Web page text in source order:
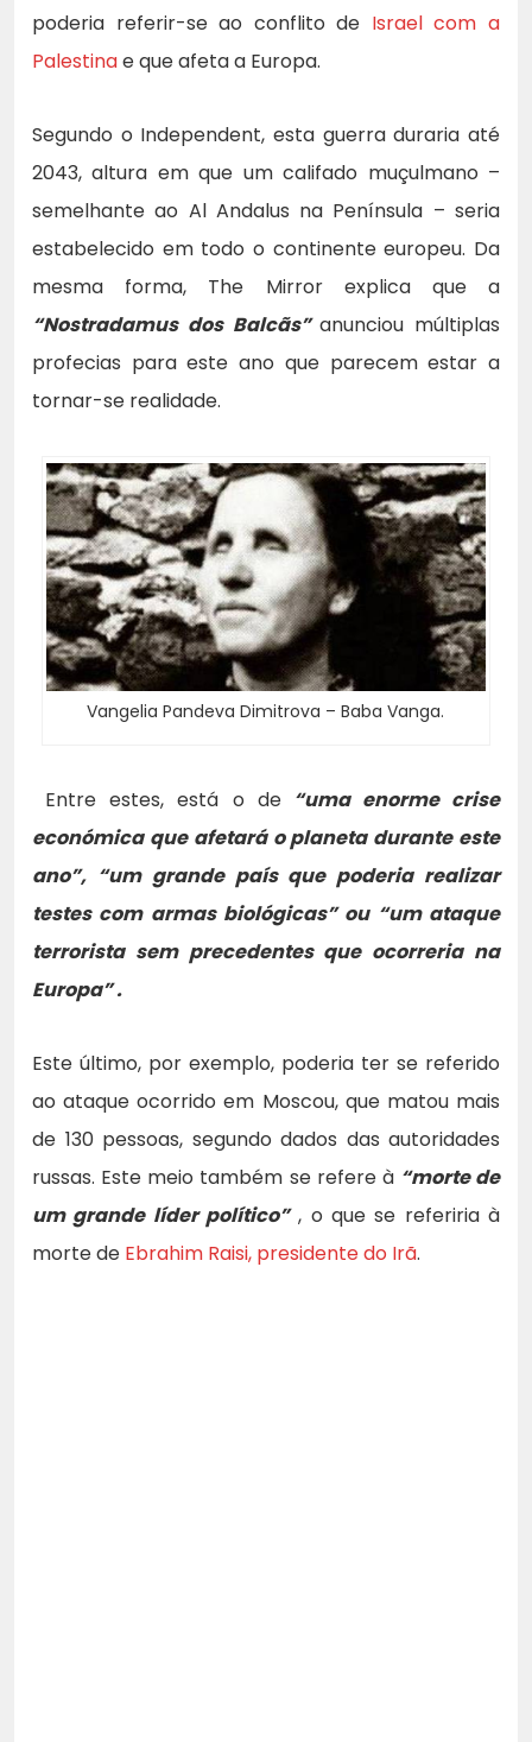
poderia referir-se ao conflito de Israel com a
Palestinae que afeta a Europa.
Segundo o Independent, esta guerra duraria até
2043, altura em que um califado muçulmano –
semelhante ao Al Andalus na Península – seria
estabelecido em todo o continente europeu. Da
mesma forma, The Mirror explica que a
“Nostradamus dos Balcãs” anunciou múltiplas
profecias para este ano que parecem estar a
tornar-se realidade.
Vangelia Pandeva Dimitrova – Baba Vanga.
Entre estes, está o de“uma enorme crise
económica que afetará o planeta durante este
ano”, “um grande país que poderia realizar
testes com armas biológicas” ou “um ataque
terrorista sem precedentes que ocorreria na
Europa” .
Este último, por exemplo, poderia ter se referido
ao ataque ocorrido em Moscou, que matou mais
de 130 pessoas, segundo dados das autoridades
russas. Este meio também se refere à “morte de
um grande líder político”, o que se referiria à
morte de Ebrahim Raisi, presidente do Irã.